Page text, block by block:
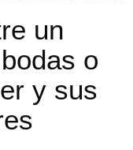
un
o
y sus